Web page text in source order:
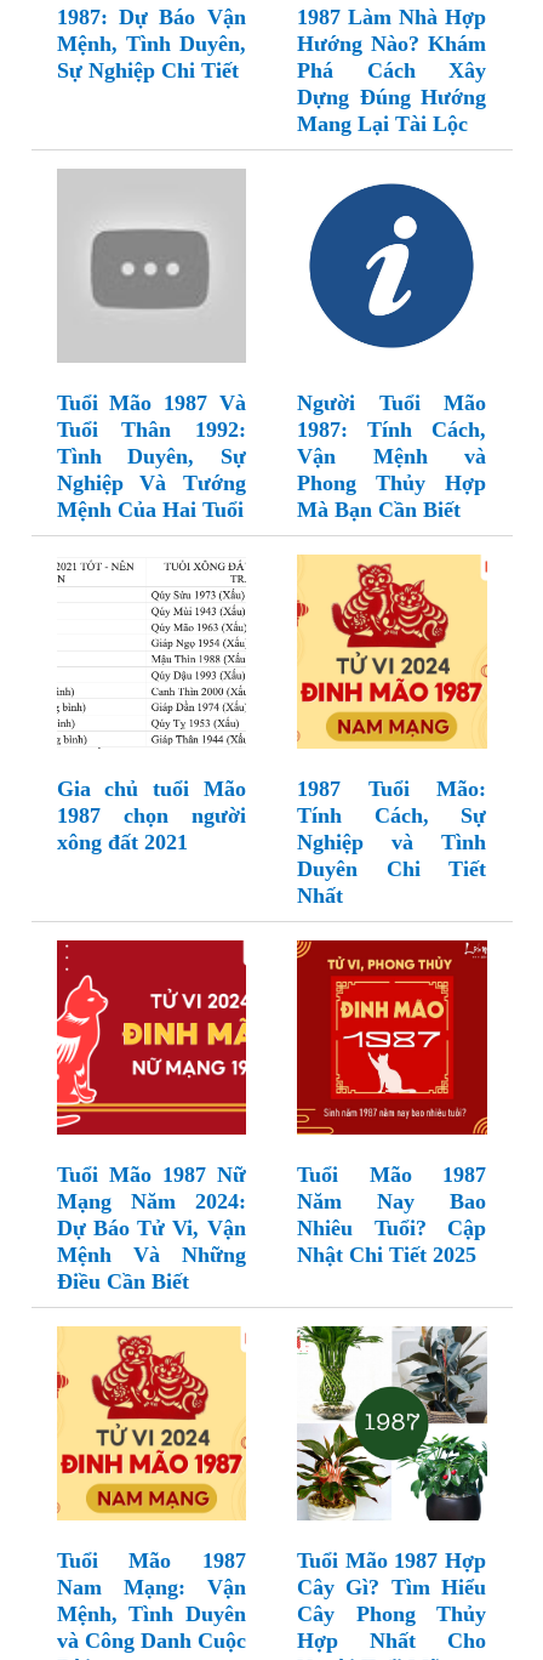
1987: Dự Báo Vận
Mệnh, Tình Duyên,
Sự Nghiệp Chi Tiết
1987 Làm Nhà Hợp
Hướng Nào? Khám
Phá Cách Xây
Dựng Đúng Hướng
Mang Lại Tài Lộc
Tuổi Mão 1987 Và
Tuổi Thân 1992:
Tình Duyên, Sự
Nghiệp Và Tướng
Mệnh Của Hai Tuổi
Người Tuổi Mão
1987: Tính Cách,
Vận Mệnh và
Phong Thủy Hợp
Mà Bạn Cần Biết
Gia chủ tuổi Mão
1987 chọn người
xông đất 2021
1987 Tuổi Mão:
Tính Cách, Sự
Nghiệp và Tình
Duyên Chi Tiết
Nhất
Tuổi Mão 1987 Nữ
Mạng Năm 2024:
Dự Báo Tử Vi, Vận
Mệnh Và Những
Điều Cần Biết
Tuổi Mão 1987
Năm Nay Bao
Nhiêu Tuổi? Cập
Nhật Chi Tiết 2025
Tuổi Mão 1987
Nam Mạng: Vận
Mệnh, Tình Duyên
và Công Danh Cuộc
Tuổi Mão 1987 Hợp
Cây Gì? Tìm Hiểu
Cây Phong Thủy
Hợp Nhất Cho